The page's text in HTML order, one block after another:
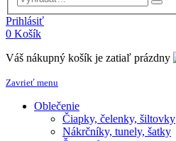
Prihlásiť
0 Košík
Váš nákupný košík je zatiaľ prázdny
Zavrieť menu
Oblečenie
Čiapky, čelenky, šiltovky
Nákrčníky, tunely, šatky